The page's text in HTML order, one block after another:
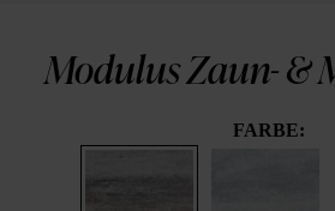
Modulus Zaun- &
FARBE: